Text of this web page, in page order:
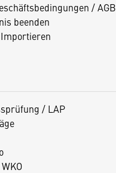
/ AGB
beenden
/ LAP